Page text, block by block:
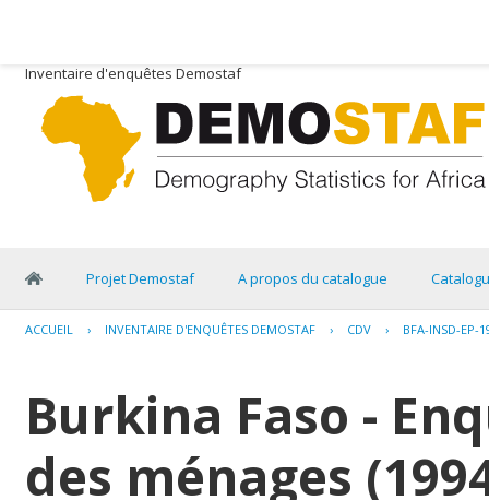
Inventaire d'enquêtes Demostaf
Projet Demostaf A propos du catalogue
ACCUEIL › INVENTAIRE D'ENQUÊTES DEMOSTAF › CDV › BFA-INSD-EP-
Burkina Faso -
des ménages